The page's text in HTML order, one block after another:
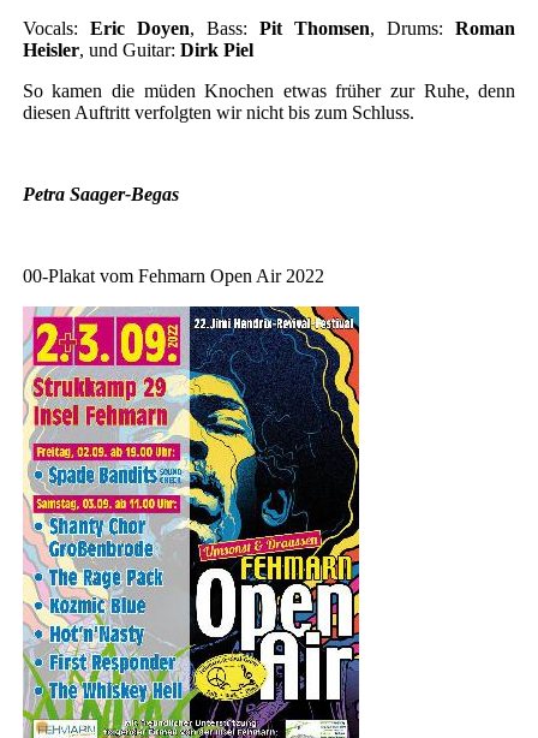
Vocals: Eric Doyen, Bass:Pit Thomsen, Drums:Roman
Heisler, und Guitar: Dirk Piel
So kamen die müden Knochen etwas früher zur Ruhe, denn
diesen Auftritt verfolgten wir nicht bis zum Schluss.
Petra Saager-Begas
00-Plakat vom Fehmarn Open Air 2022